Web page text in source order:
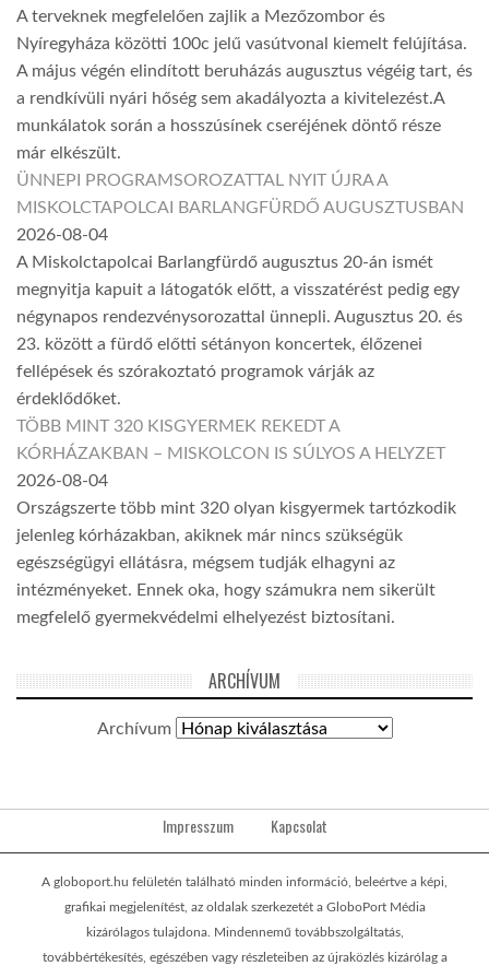
A terveknek megfelelően zajlik a Mezőzombor és
Nyíregyháza közötti 100c jelű vasútvonal kiemelt felújítása.
A május végén elindított beruházás augusztus végéig tart, és
a rendkívüli nyári hőség sem akadályozta a kivitelezést.A
munkálatok során a hosszúsínek cseréjének döntő része
már elkészült.
ÜNNEPI PROGRAMSOROZATTAL NYIT ÚJRA A
MISKOLCTAPOLCAI BARLANGFÜRDŐ AUGUSZTUSBAN
2026-08-04
A Miskolctapolcai Barlangfürdő augusztus 20-án ismét
megnyitja kapuit a látogatók előtt, a visszatérést pedig egy
négynapos rendezvénysorozattal ünnepli. Augusztus 20. és
23. között a fürdő előtti sétányon koncertek, élőzenei
fellépések és szórakoztató programok várják az
érdeklődőket.
TÖBB MINT 320 KISGYERMEK REKEDT A
KÓRHÁZAKBAN – MISKOLCON IS SÚLYOS A HELYZET
2026-08-04
Országszerte több mint 320 olyan kisgyermek tartózkodik
jelenleg kórházakban, akiknek már nincs szükségük
egészségügyi ellátásra, mégsem tudják elhagyni az
intézményeket. Ennek oka, hogy számukra nem sikerült
megfelelő gyermekvédelmi elhelyezést biztosítani.
ARCHÍVUM
Archívum
Impresszum Kapcsolat
A globoport.hu felületén található minden információ, beleértve a képi,
grafikai megjelenítést, az oldalak szerkezetét a GloboPort Média
kizárólagos tulajdona. Mindennemű továbbszolgáltatás,
továbbértékesítés, egészében vagy részleteiben az újraközlés kizárólag a